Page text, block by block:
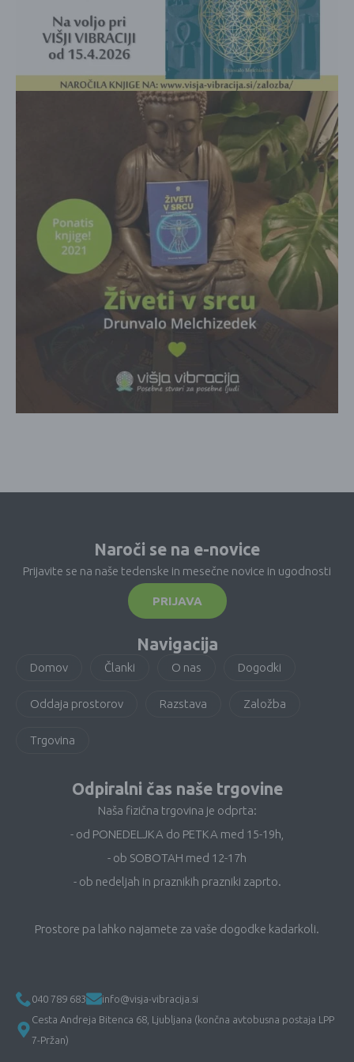
Naroči se na e-novice
Prijavite se na naše tedenske in mesečne novice in ugodnosti
PRIJAVA
Navigacija
Domov Članki O nas Dogodki
Oddaja prostorov Razstava Založba
Trgovina
Odpiralni čas naše trgovine
Naša fizična trgovina je odprta:
- od PONEDELJKA do PETKA med 15-19h,
- ob SOBOTAH med 12-17h
- ob nedeljah in praznikih prazniki zaprto.
Prostore pa lahko najamete za vaše dogodke kadarkoli.
040 789 683
info@visja-vibracija.si
Cesta Andreja Bitenca 68, Ljubljana (končna avtobusna postaja LPP
7-Pržan)